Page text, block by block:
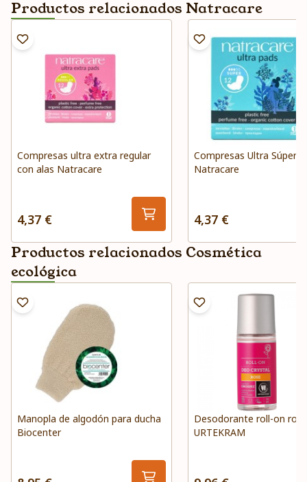
Productos relacionados Natracare
Compresas ultra extra regular
con alas Natracare
4,37 €
Compresas Ultra Súper
Natracare
4,37 €
Productos relacionados Cosmética
ecológica
Manopla de algodón para ducha
Biocenter
Desodorante roll-on
URTEKRAM